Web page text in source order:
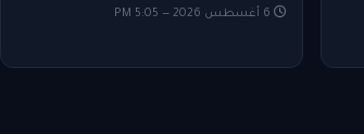
6 أغسطس 2026 — 5:05 PM